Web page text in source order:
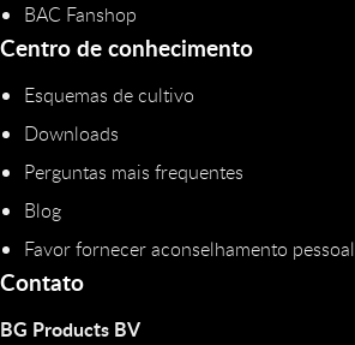
BAC Fanshop
Centro de conhecimento
Esquemas de cultivo
Downloads
Perguntas mais frequentes
Blog
Favor fornecer aconselhamento pessoal
Contato
BG Products BV